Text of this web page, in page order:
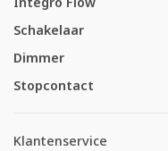
Schakelaar
Dimmer
Stopcontact
Klantenservice